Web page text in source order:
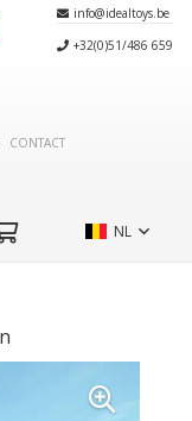
info@idealtoys.be
+32(0)51/486 659
CONTACT
NL